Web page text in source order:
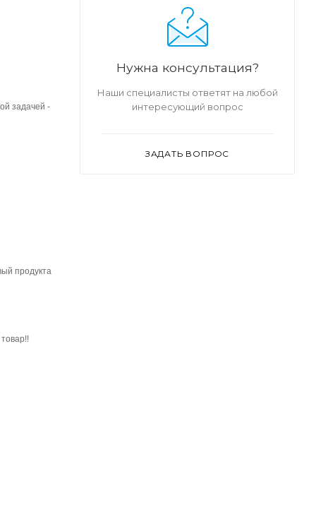
задачей -
продукта
Нужна консультация?
Наши специалисты ответят на любой
интересующий вопрос
ЗАДАТЬ ВОПРОС